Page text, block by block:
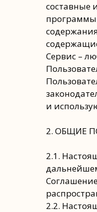
составные
программы
Сервис –
и
2. ОБЩИЕ
2.1.
2.2.